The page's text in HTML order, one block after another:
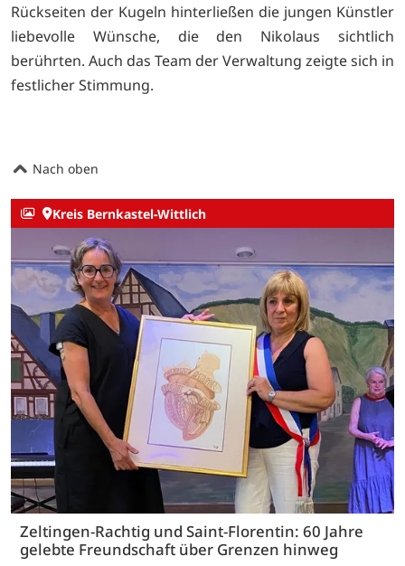
Rückseiten der Kugeln hinterließen die jungen Künstler
liebevolle Wünsche, die den Nikolaus sichtlich
berührten. Auch das Team der Verwaltung zeigte sich in
festlicher Stimmung.
Nach oben
Kreis Bernkastel-Wittlich
Zeltingen-Rachtig und Saint-Florentin: 60 Jahre
gelebte Freundschaft über Grenzen hinweg